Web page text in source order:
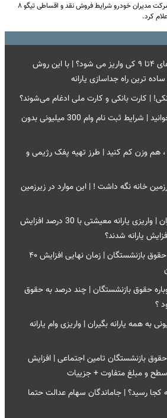
شرکت مدیران خودرو شرایط فروش نقد و اقساطی تیگو ۸
فوری؛ یارانه نقدی دهک های ۴تا ۹ کی واریز می شود؟ | با این روش
ترین راه جداسازی یارانه
| کارت بانکی و کارت ملی ادغام می‌شوند؟
متقاضی وام بدون سود بخوانید | شرایط ثبت نام وام 300 میلیونی بدون
هم وزن کم کنید | طرز تهیه پفک رژیمی و
خانه‌ نگه داشت ! | این موارد در زیرزمین
پرداخت کالابرگ برای مادران | واریزی یارانه معیشتی با 30 درصد افزایش
یارانه شدند؟
صفر تا صد همسان‌سازی حقوق بازنشستگان | زمان نهایی افزایش ۴۰
حقوق بازنشستگان | چند درصد به حقوق
؟
وام فوری 10 میلیونی به همه یارانه بگیران | واریزی وام یارانه
بازنشستگان تامین اجتماعی | افزایش
و مبلغ متفاوت + جزییات
کجا رسید؟ | جاماندگان سهام عدالت حتما